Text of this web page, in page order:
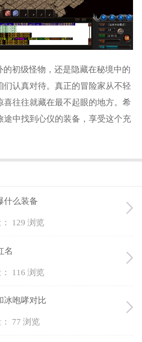
的初级怪物，还是隐藏在秘境中的
们认真对待。真正的冒险家从不轻
喜往往就藏在最不起眼的地方。希
途中找到心仪的装备，享受这个充
什么装备
129 浏览
名
116 浏览
冰咆哮对比
77 浏览